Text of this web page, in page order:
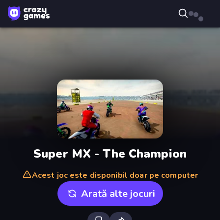
Super MX - The Champion
Acest joc este disponibil doar pe computer
Arată alte jocuri